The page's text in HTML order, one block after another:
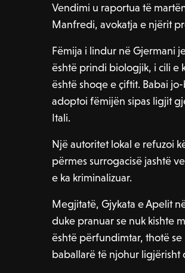
Vendimi u raportua të
Manfredi, avokatja e njërit
Fëmija i lindur në Gjermani
është prindi biologjik, i cili e
është shoqe e çiftit. Babai
adoptoi fëmijën sipas ligjit
Itali.
Një autoritet lokal e refuzoi
përmes surrogacisë jashtë
e ka kriminalizuar.
Megjitatë, Gjykata e Apelit
duke pranuar se nuk kishte
është përfundimtar, thotë
baballarë të njohur ligjërisht